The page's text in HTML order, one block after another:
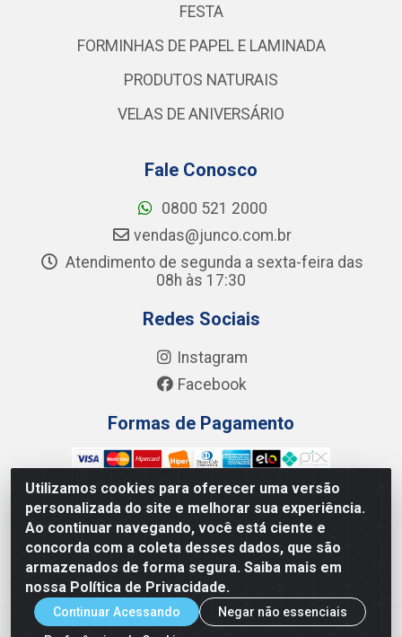
Utilizamos cookies para oferecer uma versão
personalizada do site e melhorar sua experiência.
Ao continuar navegando, você está ciente e
concorda com a coleta desses dados, que são
armazenados de forma segura. Saiba mais em
nossa Política de Privacidade.
Continuar Acessando
Negar não essenciais
FESTA
FORMINHAS DE PAPEL E LAMINADA
PRODUTOS NATURAIS
VELAS DE ANIVERSÁRIO
Fale Conosco
0800 521 2000
vendas@junco.com.br
Atendimento de segunda a sexta-feira das
08h às 17:30
Redes Sociais
Instagram
Facebook
Formas de Pagamento
Junco Industria e Comercio Ltda - R. Lineu Anterino
Mariano, 505 - Distrito Industrial, Uberlândia - MG CEP
38.402-346 - CNPJ: 66.312.653/0001-14